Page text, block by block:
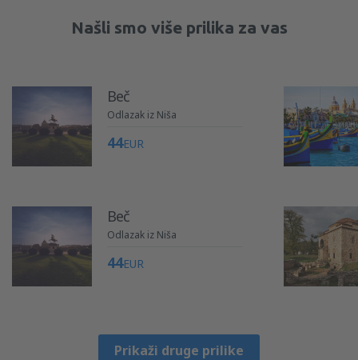
Našli smo više prilika za vas
Beč
Odlazak iz Niša
44EUR
Beč
Odlazak iz Niša
44EUR
Prikaži druge prilike